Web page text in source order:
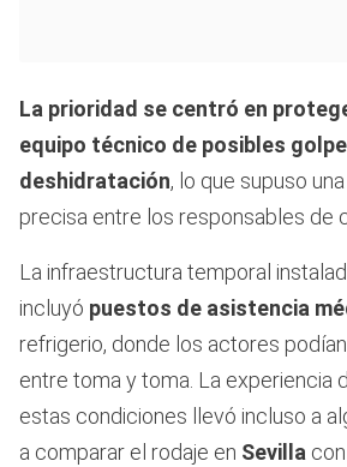
La prioridad se centró en
equipo técnico de posibles
deshidratación, lo que supuso
precisa entre los responsables de
La infraestructura temporal
incluyó puestos de asistencia
refrigerio, donde los actores
entre toma y toma. La experiencia
estas condiciones llevó incluso a
a comparar el rodaje en Sevilla